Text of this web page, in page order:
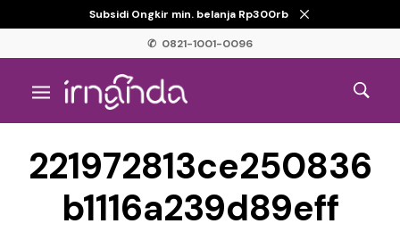
Subsidi Ongkir min. belanja Rp300rb
✆ 0821-1001-0096
221972813ce250836
b1116a239d89eff